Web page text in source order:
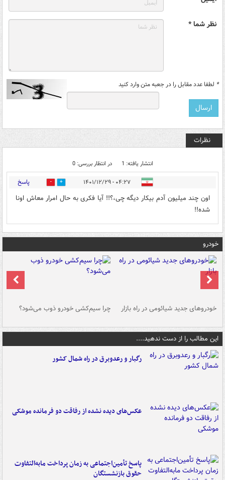
نظر شما *
* لطفا عدد مقابل را در جعبه متن وارد کنید
نظرات
انتشار یافته: 1 در انتظار بررسی: 0
۰۴:۲۷ - ۱۴۰۱/۱۲/۲۹ 0 پاسخ
اون چند میلیون آدم بیکار دیگه چی،؟!! آیا فکری به حال امرار معاش اونا
شده!!
خودرو
خودروهای جدید شیائومی در راه بازار چرا سیم‌کشی خودرو ذوب می‌شود؟
این مطالب را از دست ندهید....
رگبار و رعدوبرق در راه شمال کشور
عکس‌های دیده نشده از رفاقت دو فرمانده‌ موشکی
پاسخ تأمین‌اجتماعی به زمان پرداخت مابه‌التفاوت
حقوق بازنشستگان